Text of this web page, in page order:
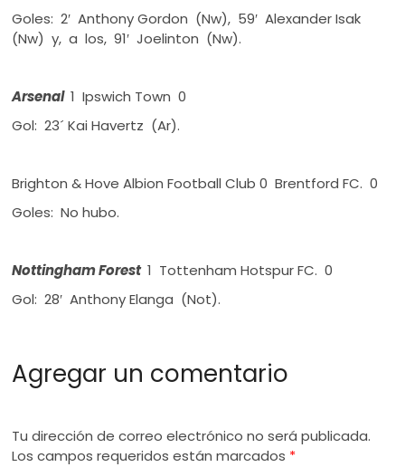
Goles: 2′ Anthony Gordon (Nw), 59′ Alexander Isak
(Nw) y, a los, 91′ Joelinton (Nw).
Arsenal 1 Ipswich Town 0
Gol: 23´ Kai Havertz (Ar).
Brighton & Hove Albion Football Club 0 Brentford FC. 0
Goles: No hubo.
Nottingham Forest 1 Tottenham Hotspur FC. 0
Gol: 28′ Anthony Elanga (Not).
Agregar un comentario
Tu dirección de correo electrónico no será publicada.
Los campos requeridos están marcados *